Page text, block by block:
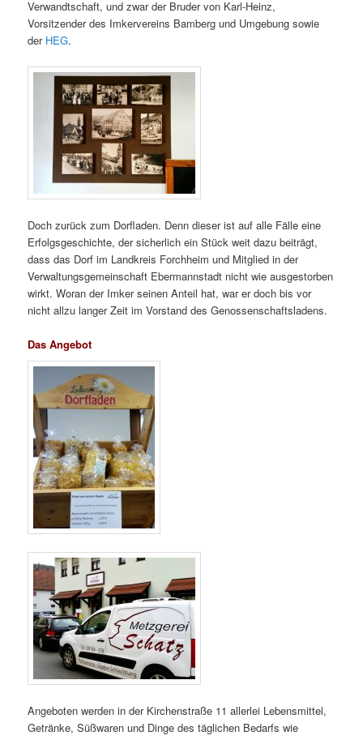
Verwandtschaft, und zwar der Bruder von Karl-Heinz,
Vorsitzender des Imkervereins Bamberg und Umgebung sowie
der HEG.
Doch zurück zum Dorfladen. Denn dieser ist auf alle Fälle eine
Erfolgsgeschichte, der sicherlich ein Stück weit dazu beiträgt,
dass das Dorf im Landkreis Forchheim und Mitglied in der
Verwaltungsgemeinschaft Ebermannstadt nicht wie ausgestorben
wirkt. Woran der Imker seinen Anteil hat, war er doch bis vor
nicht allzu langer Zeit im Vorstand des Genossenschaftsladens.
Das Angebot
Angeboten werden in der Kirchenstraße 11 allerlei Lebensmittel,
Getränke, Süßwaren und Dinge des täglichen Bedarfs wie